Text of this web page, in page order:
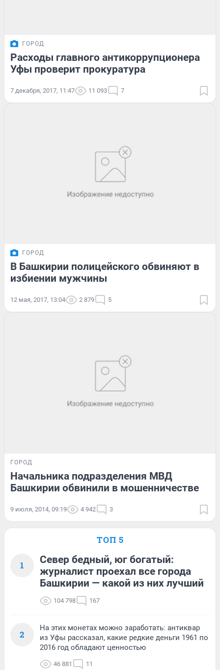
ГОРОД
Расходы главного антикоррупционера
Уфы проверит прокуратура
7 декабря, 2017, 11:47 11 093 7
ГОРОД
В Башкирии полицейского обвиняют в
избиении мужчины
12 мая, 2017, 13:04 2 879 5
ГОРОД
Начальника подразделения МВД
Башкирии обвинили в мошенничестве
9 июля, 2014, 09:19 4 942 3
ТОП 5
1
Север бедный, юг богатый:
журналист проехал все города
Башкирии — какой из них лучший
104 798 167
2
На этих монетах можно заработать: антиквар
из Уфы рассказал, какие редкие деньги 1961 по
2016 год обладают ценностью
46 881 11